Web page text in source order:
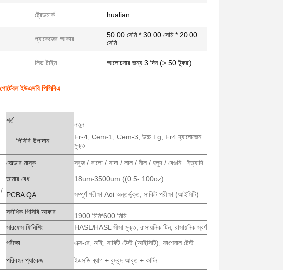
ট্রেডমার্ক: hualian
প্যাকেজের আকার:
50.00 সেমি * 30.00 সেমি * 20.00
সেমি
লিড টাইম: আলোচনার জন্য 3 দিন (> 50 টুকরা)
ইউএসবি পিসিবিএ
শর্ত নতুন
পিসিবি উপাদান
Fr-4, Cem-1, Cem-3, উচ্চ Tg, Fr4 হ্যালোজেন
মুক্ত
সোল্ডার মাস্ক
সবুজ / কালো / সাদা / লাল / নীল / হলুদ / বেগুনি.. ইত্যাদি
তামার বেধ
18um-3500um ((0.5- 100oz)
PCBA QA সম্পূর্ণ পরীক্ষা Aoi অন্তর্ভুক্ত, সার্কিট পরীক্ষা (আইসিটি)
সর্বাধিক পিসিবি আকার
1900 মিমি*600 মিমি
সারফেস ফিনিশিং
HASL/HASL সীসা মুক্ত, রাসায়নিক টিন, রাসায়নিক স্বর্ণ
পরীক্ষা এক্স-রে, অ'ই, সার্কিট টেস্ট (আইসিটি), ফাংশনাল টেস্ট
পরিবহন প্যাকেজ
ইএসডি ব্যাগ + বুদবুদ আবৃত + কার্টন